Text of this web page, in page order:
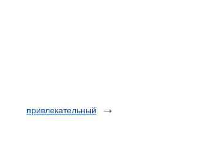
привлекательный